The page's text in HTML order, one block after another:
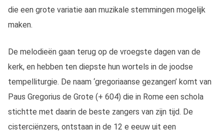
die een grote variatie aan muzikale stemmingen mogelijk
maken.
De melodieën gaan terug op de vroegste dagen van de
kerk, en hebben ten diepste hun wortels in de joodse
tempelliturgie. De naam ‘gregoriaanse gezangen’ komt van
Paus Gregorius de Grote (+ 604) die in Rome een schola
stichtte met daarin de beste zangers van zijn tijd. De
cisterciënzers, ontstaan in de 12 e eeuw uit een